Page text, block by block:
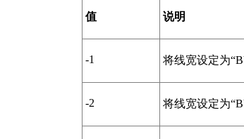
值 说明
-1 将线宽设定为
-2 将线宽设定为